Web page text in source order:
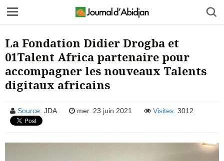
La Fondation Didier Drogba et
01Talent Africa partenaire pour
accompagner les nouveaux Talents
digitaux africains
Source: JDA mer. 23 juin 2021 Visites: 3012